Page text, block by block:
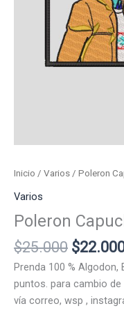
Inicio / Varios / Poleron
Varios
Poleron
$25.000 El
precio
original
era:
$
Prenda 100 %
puntos. para cambio
vía correo, wsp ,